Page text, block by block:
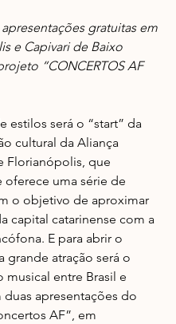
gratuitas em
e Capivari de Baixo
“CONCERTOS AF
estilos será o “start” da
cultural da Aliança
Florianópolis, que
oferece uma série de
o objetivo de aproximar
capital catarinense com a
E para abrir o
grande atração será o
musical entre Brasil e
duas apresentações do
AF”, em